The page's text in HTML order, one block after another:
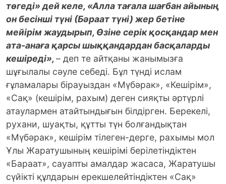
төгеді» дей келе, «Алла тағала шағбан айының
он бесінші түні (Бәраат түні) жер бетіне
мейірім жаудырып, Өзіне серік қосқандар мен
ата-анаға қарсы шыққандардан басқаларды
кешіреді»,– деп те айтқаны жанымызға
шұғылалы сәуле себеді. Бұл түнді ислам
ғұламалары бірауыздан «Мүбәрак», «Кешірім»,
«Сақ» (кешірім, рахым) деген сияқты әртүрлі
атаулармен атайтындығын білдірген. Берекелі,
рухани, шуақты, құтты түн болғандықтан
«Мүбәрак», кешірім тілеген-дерге, рахымы мол
Ұлы Жаратушының кешірімі берілетіндіктен
«Бараат», сауапты амалдар жасаса, Жаратушы
сүйікті құлдарын ерекшелейтіндіктен «Сақ»